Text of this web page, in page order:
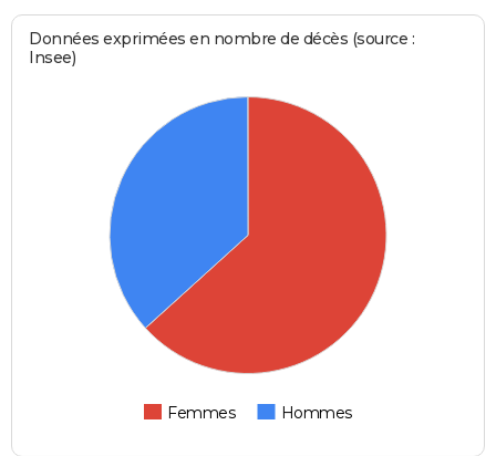
Données exprimées en nombre de décès (source :
Insee)
Femmes Hommes